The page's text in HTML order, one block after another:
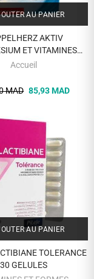
AU PANIER
AKTIV
ET VITAMINES
30 COMPRIMES
Accueil
MAD 85,93 MAD
AU PANIER
TOLERANCE
30 GELULES